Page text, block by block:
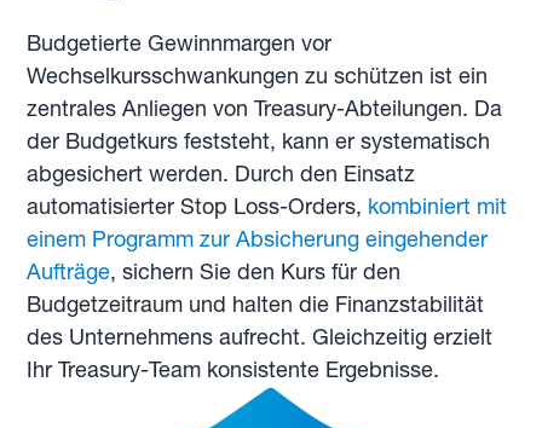
Budgetierte Gewinnmargen vor
Wechselkursschwankungen zu schützen ist ein
zentrales Anliegen von Treasury-Abteilungen. Da
der Budgetkurs feststeht, kann er systematisch
abgesichert werden. Durch den Einsatz
automatisierter Stop Loss-Orders, kombiniert mit
einem Programm zur Absicherung eingehender
Aufträge, sichern Sie den Kurs für den
Budgetzeitraum und halten die Finanzstabilität
des Unternehmens aufrecht. Gleichzeitig erzielt
Ihr Treasury-Team konsistente Ergebnisse.